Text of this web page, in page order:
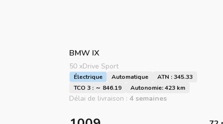
BMW IX
50 xDrive Sport
Électrique Automatique
ATN : 345.33
TCO 3 : ～ 846.19
Autonomie: 423 km
Délai de livraison :4 semaines